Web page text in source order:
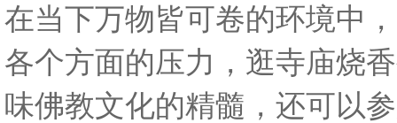
在当下万物皆可卷的环境中
各个方面的压力，逛寺庙烧
味佛教文化的精髓，还可以